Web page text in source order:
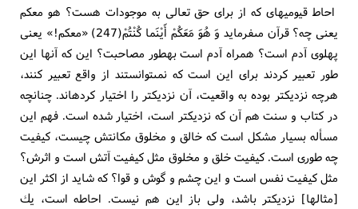
احاط قيوميه‏اى كه از براى حق تعالى به موجودات هست؟ هو معكم
يعنى چه؟ قرآن مى‏فرمايد وَ هُوَ مَعَكُمْ أَيْنَما كُنْتُمْ(247) «معكم!» يعنى
پهلوى آدم است؟ همراه آدم است به‏طور مصاحبت؟ اين كه آنها اين
طور تعبير كردند براى اين است كه نمى‏توانستند از واقع تعبير كنند،
هرچه نزديكتر بوده به واقعيت، آن نزديكتر را اختيار كرده‏اند. چنانچه
در كتاب و سنت هم آن كه نزديكتر است، اختيار شده است. فهم اين
مسأله بسيار مشكل است كه خالق و مخلوق مكانتش چيست، كيفيت
چه طورى است. كيفيت خلق و مخلوق مثل كيفيت آتش است و اثرش؟
مثل كيفيت نفس است و اين چشم و گوش و قوا؟ كه شايد از اكثر اين
[مثالها] نزديكتر باشد، ولى باز اين هم نيست. احاطه است، يك